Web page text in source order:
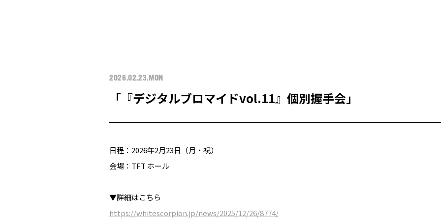
2026.02.23.MON
「『デジタルブロマイドvol.11』個別握手会」
日程：2026年2月23日（月・祝）
会場：TFT ホール
▼詳細はこちら
https://whitescorpion.jp/news/2025/12/26/8774/